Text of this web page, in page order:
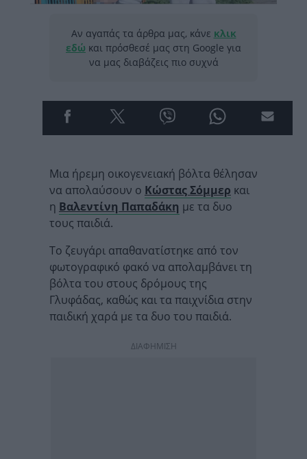
Αν αγαπάς τα άρθρα μας, κάνε κλικ
εδώ και πρόσθεσέ μας στη Google για
να μας διαβάζεις πιο συχνά
Μια ήρεμη οικογενειακή βόλτα θέλησαν
να απολαύσουν ο Κώστας Σόμμερ και
η Βαλεντίνη Παπαδάκη με τα δυο
τους παιδιά.
Το ζευγάρι απαθανατίστηκε από τον
φωτογραφικό φακό να απολαμβάνει τη
βόλτα του στους δρόμους της
Γλυφάδας, καθώς και τα παιχνίδια στην
παιδική χαρά με τα δυο του παιδιά.
ΔΙΑΦΗΜΙΣΗ